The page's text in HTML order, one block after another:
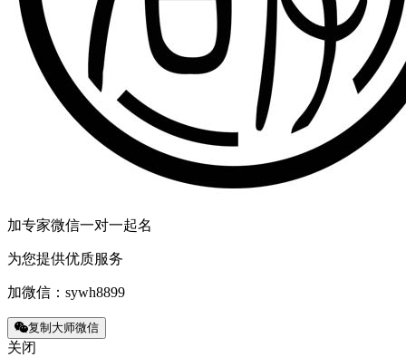
加专家微信一对一起名
为您提供优质服务
加微信： sywh8899
复制大师微信
关闭